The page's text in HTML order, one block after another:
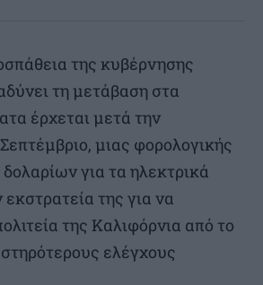
της κυβέρνησης
τη μετάβαση στα
έρχεται μετά την
μιας φορολογικής
για τα ηλεκτρικά
της για να
της Καλιφόρνια από το
ελέγχους